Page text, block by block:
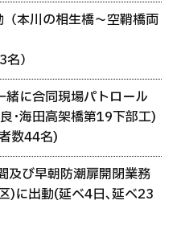
本川の相生橋〜空鞘橋両
）
緒に合同現場パトロール
･海田高架橋第19下部工)
数44名)
及び早朝防潮扉開閉業務
)に出動(延べ4日､延べ23